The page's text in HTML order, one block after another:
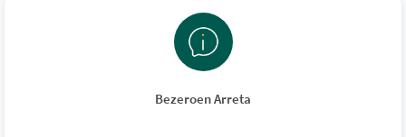
Bezeroen Arreta